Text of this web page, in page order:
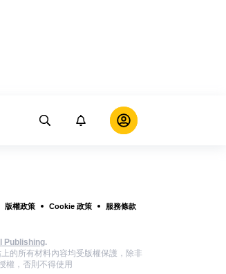
版權政策 Cookie 政策
服務條款
Publishing.
的所有材料內容均受版權保護，除非
權，否則不得使用